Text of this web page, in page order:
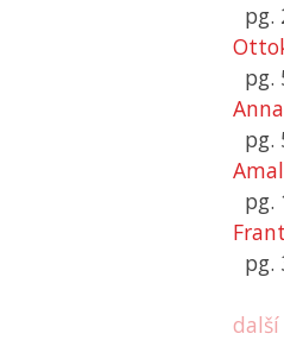
pg.
pg.
pg.
pg.
pg.
další